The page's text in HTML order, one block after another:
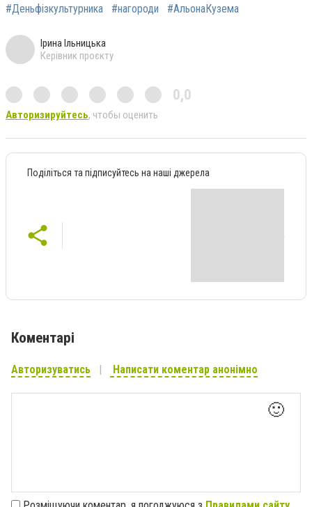
#Деньфізкультурника
#нагороди #АльонаКузема
Ірина Ільницька
Керівник проєкту
0,0
Авторизируйтесь, чтобы оценить
Поділіться та підписуйтесь на наші джерела
Коментарі
Авторизуватись Написати коментар анонімно
🙂